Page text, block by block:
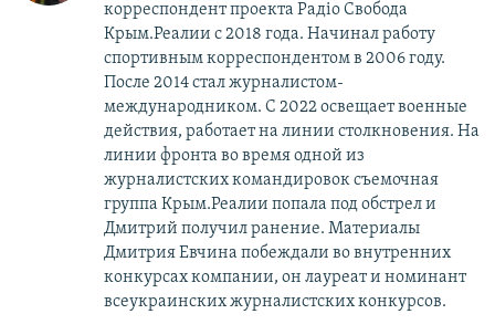
корреспондент проекта Радіо Свобода
Крым.Реалии с 2018 года. Начинал работу
спортивным корреспондентом в 2006 году.
После 2014 стал журналистом-
международником. С 2022 освещает военные
действия, работает на линии столкновения. На
линии фронта во время одной из
журналистских командировок съемочная
группа Крым.Реалии попала под обстрел и
Дмитрий получил ранение. Материалы
Дмитрия Евчина побеждали во внутренних
конкурсах компании, он лауреат и номинант
всеукраинских журналистских конкурсов.